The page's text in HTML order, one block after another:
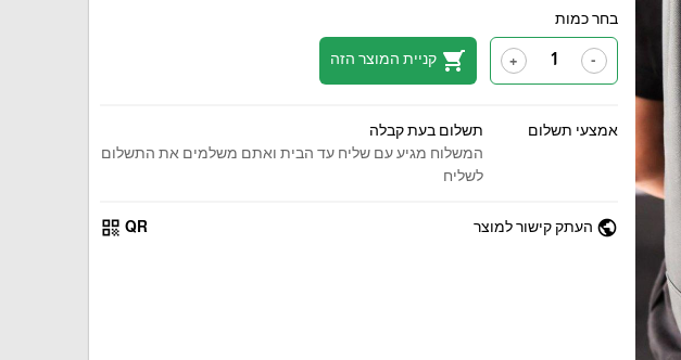
בחר כמות
-
+
shopping_cart קניית המוצר הזה
אמצעי תשלום
תשלום בעת קבלה
המשלוח מגיע עם שליח עד הבית ואתם משלמים את התשלום
לשליח
public העתק קישור למוצר QR
qr_code